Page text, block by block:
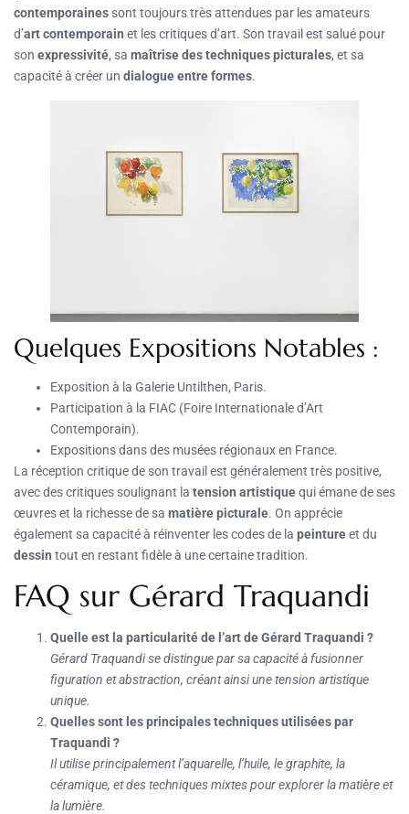
contemporaines sont toujours très attendues par les amateurs
d’art contemporain et les critiques d’art. Son travail est salué pour
son expressivité, sa maîtrise des techniques picturales, et sa
capacité à créer un dialogue entre formes.
Quelques Expositions Notables :
Exposition à la Galerie Untilthen, Paris.
Participation à la FIAC (Foire Internationale d’Art
Contemporain).
Expositions dans des musées régionaux en France.
La réception critique de son travail est généralement très positive,
avec des critiques soulignant la tension artistiquequi émane de ses
œuvres et la richesse de sa matière picturale. On apprécie
également sa capacité à réinventer les codes de la peintureet du
dessin tout en restant fidèle à une certaine tradition.
FAQ sur Gérard Traquandi
Quelle est la particularité de l’art de Gérard Traquandi ?
Gérard Traquandi se distingue par sa capacité à fusionner
figuration et abstraction, créant ainsi une tension artistique
unique.
Quelles sont les principales techniques utilisées par
Traquandi ?
Il utilise principalement l’aquarelle, l’huile, le graphite, la
céramique, et des techniques mixtes pour explorer la matière et
la lumière.